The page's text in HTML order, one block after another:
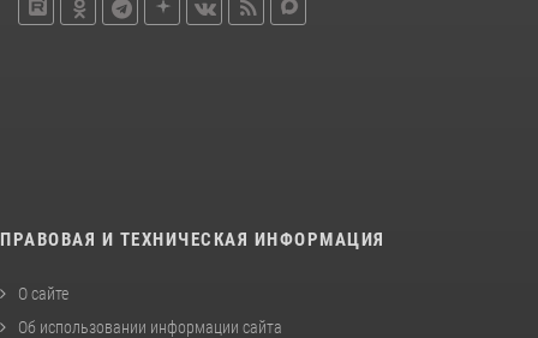
ПРАВОВАЯ И ТЕХНИЧЕСКАЯ ИНФОРМАЦИЯ
О сайте
Об использовании информации сайта